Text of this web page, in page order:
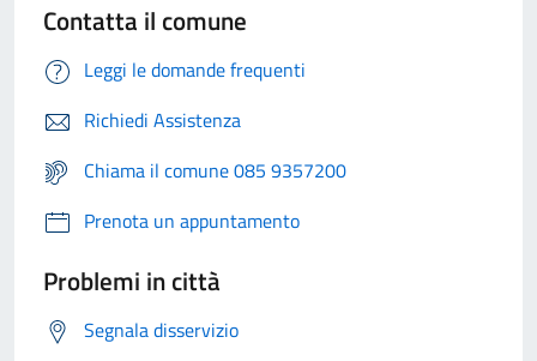
Contatta il comune
Leggi le domande frequenti
Richiedi Assistenza
Chiama il comune 085 9357200
Prenota un appuntamento
Problemi in città
Segnala disservizio